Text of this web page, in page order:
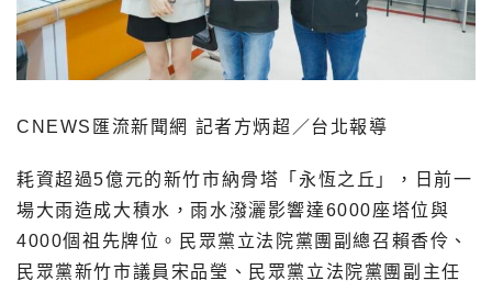
CNEWS匯流新聞網 記者方炳超／台北報導
耗資超過5億元的新竹市納骨塔「永恆之丘」，日前一
場大雨造成大積水，雨水潑灑影響達6000座塔位與
4000個祖先牌位。民眾黨立法院黨團副總召賴香伶、
民眾黨新竹市議員宋品瑩、民眾黨立法院黨團副主任